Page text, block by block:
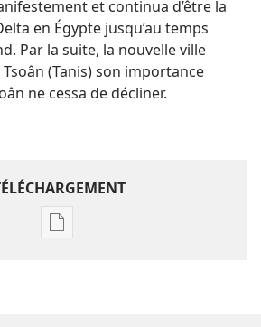
et continua d’être la
en Égypte jusqu’au temps
Par la suite, la nouvelle ville
Tsoân (Tanis) son importance
ne cessa de décliner.
Options